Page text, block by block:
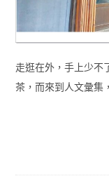
走逛在外，手上少不
茶，而來到人文彙集